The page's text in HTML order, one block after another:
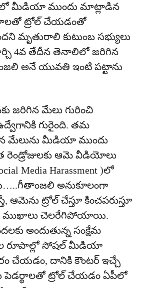
మీడియా ముందు మాట్లాడిన
ట్రోల్ చేయడంతో
మృతురాలి కుటుంబ సభ్యులు
4వ తేదీన తెనాలిలో జరిగిన
అనే యువతి ఇంటి పట్టాను
జరిగిన మేలు గురించి
గురైంది. తమ
మేలును మీడియా ముందు
రెండ్రోజులకు ఆమె వీడియోలు
Media Harassment )లో
అనుకూలంగా
ఆమెను ట్రోల్ చేస్తూ కించపరుస్తూ
ముఖాలు చెలరేగిపోయాయి.
అందుతున్న సంక్షేమ
రూపాల్లో సోషల్ మీడియా
చేయడం, దానికి కౌంటర్‌ ఇచ్చే
పెడర్థాలతో ట్రోల్ చేయడం ఏపీలో